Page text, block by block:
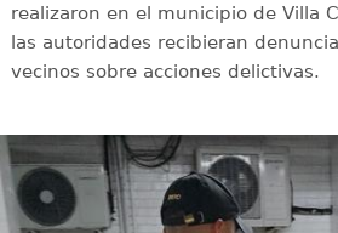
realizaron en el municipio de Villa
las autoridades recibieran
vecinos sobre acciones delictivas.